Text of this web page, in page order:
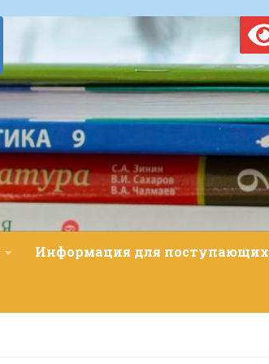
Информация для поступающих